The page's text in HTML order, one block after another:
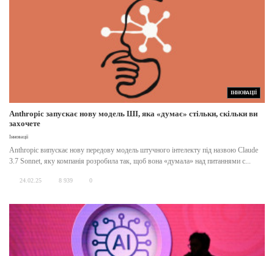
ІННОВАЦІЇ
Anthropic запускає нову модель ШІ, яка «думає» стільки, скільки ви
захочете
Інновації
Anthropic випускає нову передову модель штучного інтелекту під назвою Claude
3.7 Sonnet, яку компанія розробила так, щоб вона «думала» над питаннями с...
24.02.25 8 939 0